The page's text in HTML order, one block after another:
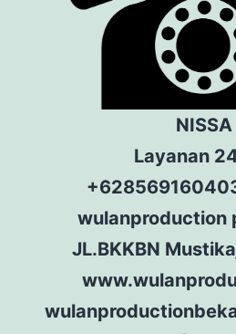
NISSA
Layanan
wulanproduction
JL.BKKBN